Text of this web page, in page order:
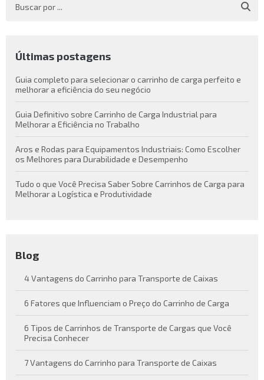
Últimas postagens
Guia completo para selecionar o carrinho de carga perfeito e
melhorar a eficiência do seu negócio
Guia Definitivo sobre Carrinho de Carga Industrial para
Melhorar a Eficiência no Trabalho
Aros e Rodas para Equipamentos Industriais: Como Escolher
os Melhores para Durabilidade e Desempenho
Tudo o que Você Precisa Saber Sobre Carrinhos de Carga para
Melhorar a Logística e Produtividade
Blog
4 Vantagens do Carrinho para Transporte de Caixas
6 Fatores que Influenciam o Preço do Carrinho de Carga
6 Tipos de Carrinhos de Transporte de Cargas que Você
Precisa Conhecer
7 Vantagens do Carrinho para Transporte de Caixas